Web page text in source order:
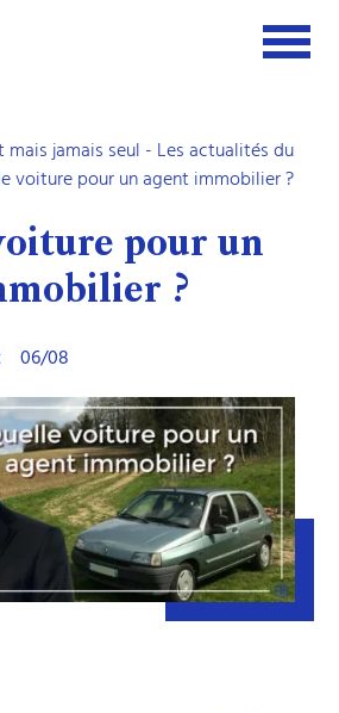
jamais seul - Les actualités du
voiture pour un agent immobilier ?
pour un
?
06/08